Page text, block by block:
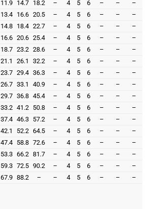
11.9 14.7 18.2 – 4 5 6 – –
–
13.4 16.6 20.5 – 4 5 6 – –
–
14.8 18.4 22.7 – 4 5 6 – –
–
16.6 20.6 25.4 – 4 5 6 – –
–
18.7 23.2 28.6 – 4 5 6 – –
–
21.1 26.1 32.2 – 4 5 6 – –
–
23.7 29.4 36.3 – 4 5 6 – –
–
26.7 33.1 40.9 – 4 5 6 – –
–
29.7 36.8 45.4 – 4 5 6 – –
–
33.2 41.2 50.8 – 4 5 6 – –
–
37.4 46.3 57.2 – 4 5 6 – –
–
42.1 52.2 64.5 – 4 5 6 – –
–
47.4 58.8 72.6 – 4 5 6 – –
–
53.3 66.2 81.7 – 4 5 6 – –
–
59.3 72.5 90.2 – 4 5 6 – –
–
67.9 88.2 – – 4 5 6 – – –